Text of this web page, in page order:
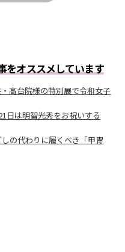
をオススメしています
高台院様の特別展で令和女子
日は明智光秀をお祝いする
の代わりに履くべき「甲冑